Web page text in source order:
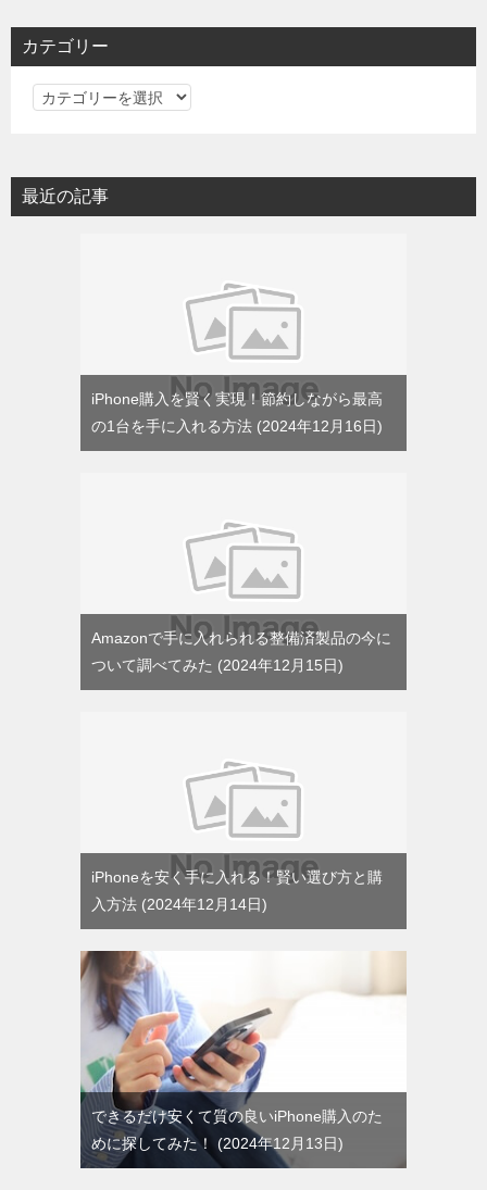
カテゴリー
カ
リ
ー
最近の記事
iPhone購入を賢く実現！節約しながら最高
の1台を手に入れる方法
2024年12月16日
Amazonで手に入れられる整備済製品の今に
ついて調べてみた
2024年12月15日
iPhoneを安く手に入れる！賢い選び方と購
入方法
2024年12月14日
できるだけ安くて質の良いiPhone購入のた
めに探してみた！
2024年12月13日